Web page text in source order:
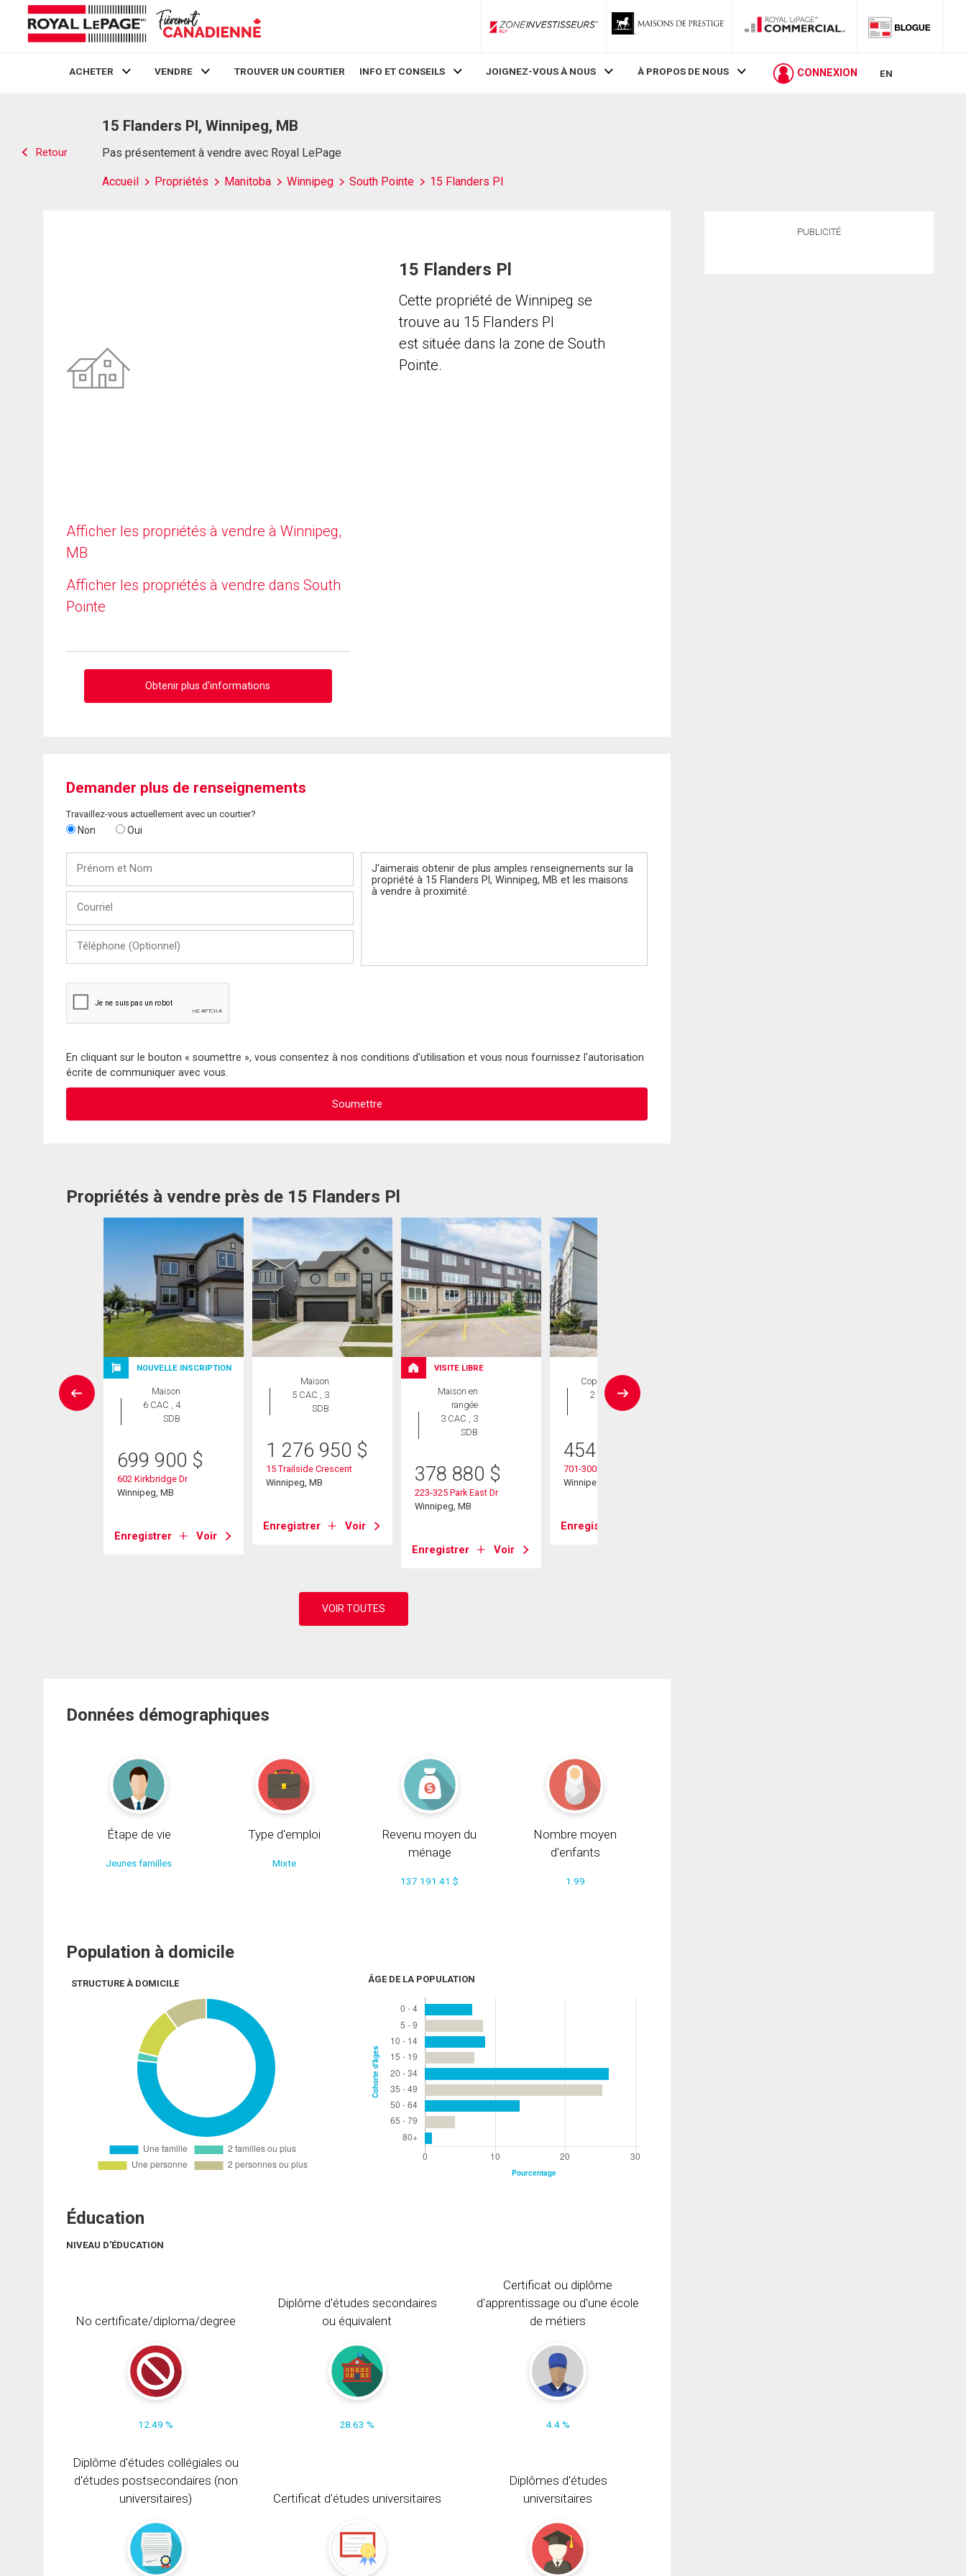
ZoneInvestisseurs RLP
ACHETER VENDRE TROUVER UN COURTIER INFO ET CONSEILS JOIGNEZ-VOUS À NOUS À PROPOS DE NOUS CONNEXION EN
Retour
15 Flanders Pl, Winnipeg, MB
Pas présentement à vendre avec Royal LePage
Accueil Propriétés Manitoba Winnipeg South Pointe 15 Flanders Pl
Afficher les propriétés à vendre à Winnipeg,
MB
Afficher les propriétés à vendre dans South
Pointe
Obtenir plus d'informations
15 Flanders Pl
Cette propriété de Winnipeg se
trouve au 15 Flanders Pl
est située dans la zone de South
Pointe.
Demander plus de renseignements
Travaillez-vous actuellement avec un courtier?
Non Oui
Nom
(Optionnel)
En cliquant sur le bouton « soumettre », vous consentez à nos conditions d'utilisation et vous nous fournissez l'autorisation
écrite de communiquer avec vous.
Propriétés à vendre près de 15 Flanders Pl
NOUVELLE INSCRIPTION
Maison
6 CAC , 4
SDB
699 900 $
602 Kirkbridge Dr
Winnipeg, MB
Enregistrer Voir
Maison
5 CAC , 3
SDB
1 276 950 $
15 Trailside Crescent
Winnipeg, MB
Enregistrer Voir
VISITE LIBRE
Maison en
rangée
3 CAC , 3
SDB
378 880 $
223-325 Park East Dr
Winnipeg, MB
Enregistrer Voir
Copropriété
2 CAC , 2
SDB
454 900
701-300 Centre St
Winnipeg, MB
Enregistrer
Données démographiques
Étape de vie
Jeunes familles
Type d'emploi
Mixte
Revenu moyen du
ménage
137 191.41 $
Nombre moyen
d'enfants
1.99
Population à domicile
STRUCTURE À DOMICILE ÂGE DE LA POPULATION
Éducation
NIVEAU D'ÉDUCATION
No certificate/diploma/degree
12.49 %
Diplôme d'études secondaires
ou équivalent
28.63 %
Certificat ou diplôme
d'apprentissage ou d'une école
de métiers
4.4 %
Diplôme d'études collégiales ou
d'études postsecondaires (non
universitaires)
Certificat d'études universitaires
Diplômes d'études
universitaires
PUBLICITÉ